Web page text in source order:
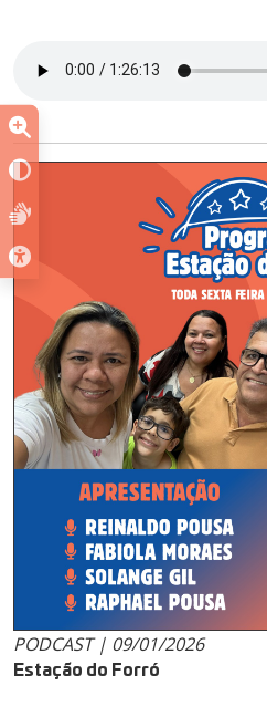
PODCAST | 09/01/2026
Estação do Forró